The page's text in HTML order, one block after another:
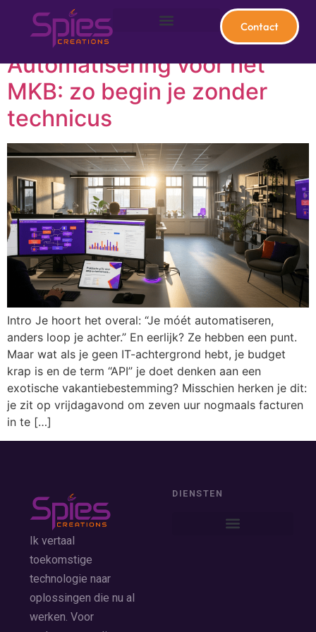
Contact
Automatisering voor het
MKB: zo begin je zonder
technicus
Intro Je hoort het overal: “Je móét automatiseren,
anders loop je achter.” En eerlijk? Ze hebben een punt.
Maar wat als je geen IT-achtergrond hebt, je budget
krap is en de term “API” je doet denken aan een
exotische vakantiebestemming? Misschien herken je dit:
je zit op vrijdagavond om zeven uur nogmaals facturen
in te […]
Ik vertaal
toekomstige
technologie naar
oplossingen die nu al
werken. Voor
DIENSTEN